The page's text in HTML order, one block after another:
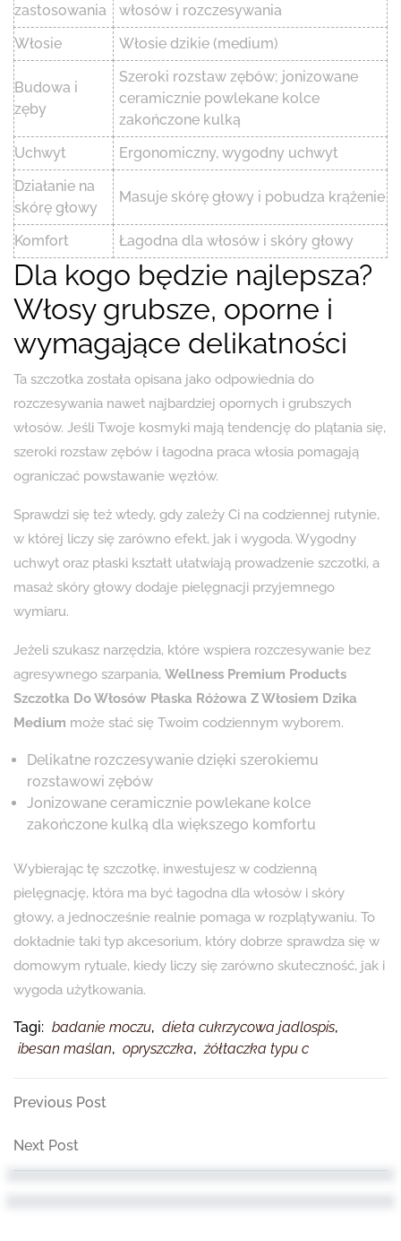
zastosowania
włosów i rozczesywania
Włosie
Włosie dzikie (medium)
Budowa i
zęby
Szeroki rozstaw zębów; jonizowane
ceramicznie powlekane kolce
zakończone kulką
Uchwyt
Ergonomiczny, wygodny uchwyt
Działanie na
skórę głowy
Masuje skórę głowy i pobudza krążenie
Komfort Łagodna dla włosów i skóry głowy
Dla kogo będzie najlepsza?
Włosy grubsze, oporne i
wymagające delikatności
Ta szczotka została opisana jako odpowiednia do
rozczesywania nawet najbardziej opornych i grubszych
włosów. Jeśli Twoje kosmyki mają tendencję do plątania się,
szeroki rozstaw zębów i łagodna praca włosia pomagają
ograniczać powstawanie węzłów.
Sprawdzi się też wtedy, gdy zależy Ci na codziennej rutynie,
w której liczy się zarówno efekt, jak i wygoda. Wygodny
uchwyt oraz płaski kształt ułatwiają prowadzenie szczotki, a
masaż skóry głowy dodaje pielęgnacji przyjemnego
wymiaru.
Jeżeli szukasz narzędzia, które wspiera rozczesywanie bez
agresywnego szarpania, Wellness Premium Products
Szczotka Do Włosów Płaska Różowa Z Włosiem Dzika
Medium może stać się Twoim codziennym wyborem.
Delikatne rozczesywanie dzięki szerokiemu
rozstawowi zębów
Jonizowane ceramicznie powlekane kolce
zakończone kulką dla większego komfortu
Wybierając tę szczotkę, inwestujesz w codzienną
pielęgnację, która ma być łagodna dla włosów i skóry
głowy, a jednocześnie realnie pomaga w rozplątywaniu. To
dokładnie taki typ akcesorium, który dobrze sprawdza się w
domowym rytuale, kiedy liczy się zarówno skuteczność, jak i
wygoda użytkowania.
Tagi: badanie moczu, dieta cukrzycowa jadlospis,
ibesan maślan, opryszczka, żółtaczka typu c
Nawigacja
wpisu
Previous
Previous Post
Next
Post
Next Post